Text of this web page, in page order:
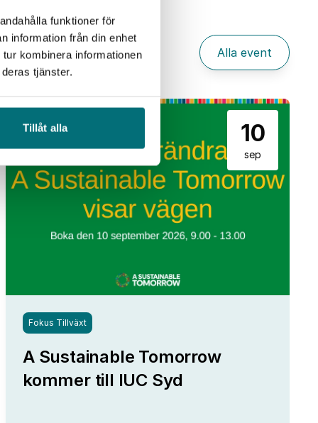
funktioner för
information från din enhet
kombinera informationen
tjänster.
Tillåt alla
Alla event
10
sep
Fokus Tillväxt
A Sustainable Tomorrow
kommer till IUC Syd